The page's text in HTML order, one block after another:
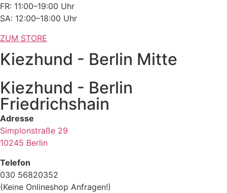
FR: 11:00–19:00 Uhr
SA: 12:00–18:00 Uhr
ZUM STORE
Kiezhund - Berlin Mitte
Kiezhund - Berlin
Friedrichshain
Adresse
Simplonstraße 29
10245 Berlin
Telefon
030 56820352
(Keine Onlineshop Anfragen!)